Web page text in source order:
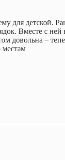
для детской.
Вместе с
довольна –
местам